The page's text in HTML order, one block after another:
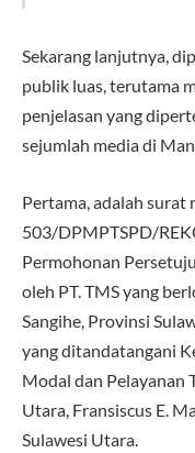
Sekarang lanjutnya,
publik luas, terutama
penjelasan yang
sejumlah media di
Pertama, adalah
503/DPMPTSPD/
Permohonan
oleh PT. TMS yang
Sangihe, Provinsi
yang ditandatangani
Modal dan Pelayanan
Utara, Fransiscus E.
Sulawesi Utara.